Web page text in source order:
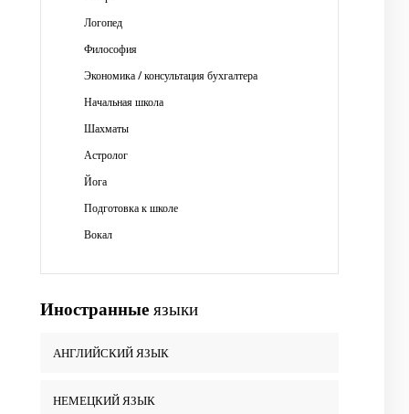
Логопед
Философия
Экономика / консультация бухгалтера
Начальная школа
Шахматы
Астролог
Йога
Подготовка к школе
Вокал
Иностранныеязыки
АНГЛИЙСКИЙ ЯЗЫК
НЕМЕЦКИЙ ЯЗЫК